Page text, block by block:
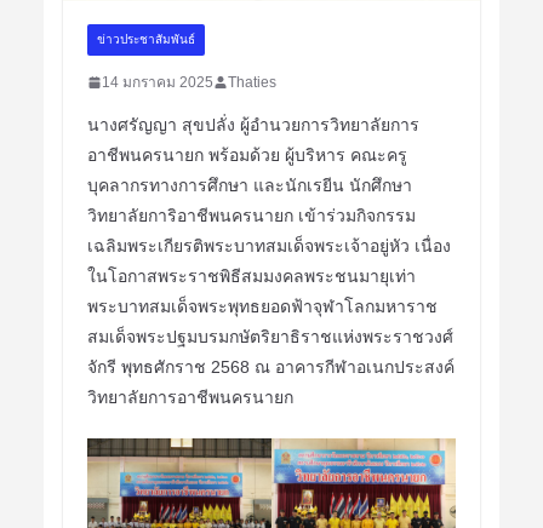
ข่าวประชาสัมพันธ์
14 มกราคม 2025 Thaties
นางศรัญญา สุขปลั่ง ผู้อำนวยการวิทยาลัยการ
อาชีพนครนายก พร้อมด้วย ผู้บริหาร คณะครู
บุคลากรทางการศึกษา และนักเรยีน นักศึกษา
วิทยาลัยการิอาชีพนครนายก เข้าร่วมกิจกรรม
เฉลิมพระเกียรติพระบาทสมเด็จพระเจ้าอยู่หัว เนื่อง
ในโอกาสพระราชพิธีสมมงคลพระชนมายุเท่า
พระบาทสมเด็จพระพุทธยอดฟ้าจุฬาโลกมหาราช
สมเด็จพระปฐมบรมกษัตริยาธิราชแห่งพระราชวงศ์
จักรี พุทธศักราช 2568 ณ อาคารกีฬาอเนกประสงค์
วิทยาลัยการอาชีพนครนายก